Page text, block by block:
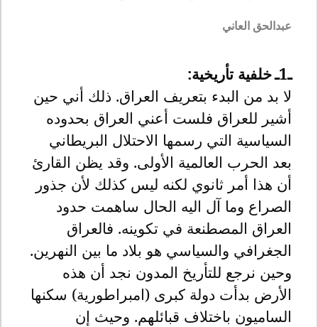
عبدالحق العاني
ـ1ـ خلفية تأريخية:
لا بد من البدء بتعريف العراق. ذلك أني حين
أشير للعراق فلست أعني العراق بحدوده
السياسية التي رسمها الاحتلال البريطاني
بعد الحرب العالمية الأولى. وقد يظن القارئ
أن هذا أمر ثانوي لكنه ليس كذلك لأن جذور
الصراع وما آل اليه الحال ساهمت حدود
العراق المصطنعة في تكوينه. فالعراق
الجغرافي والسياسي هو بلاد ما بين النهرين.
وحين نرجع للتأريخ المدون نجد أن هذه
الأرض بدأت دولة كبرى (امبراطورية) سكنها
الساميون باختلاف قبائلهم. وحيث إن